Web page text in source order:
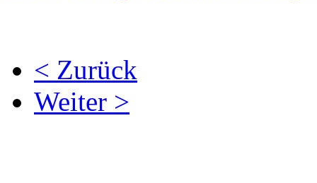
< Zurück
Weiter >